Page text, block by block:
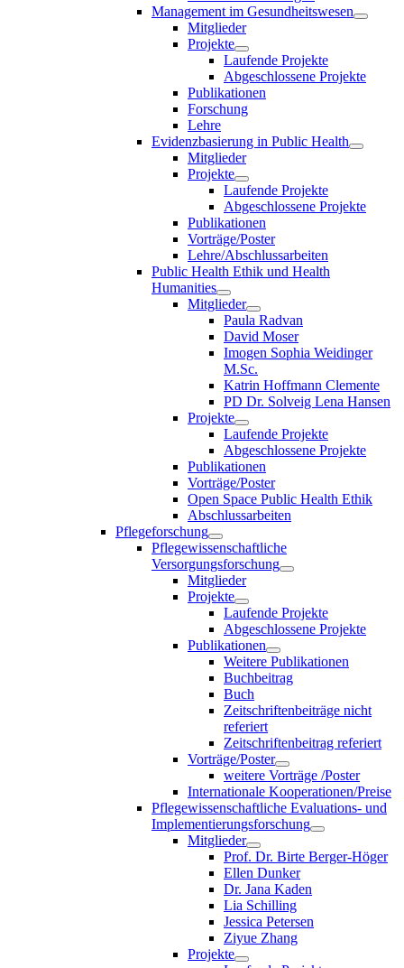
Management im Gesundheitswesen
Mitglieder
Projekte
Laufende Projekte
Abgeschlossene Projekte
Publikationen
Forschung
Lehre
Evidenzbasierung in Public Health
Mitglieder
Projekte
Laufende Projekte
Abgeschlossene Projekte
Publikationen
Vorträge/Poster
Lehre/Abschlussarbeiten
Public Health Ethik und Health
Humanities
Mitglieder
Paula Radvan
David Moser
Imogen Sophia Weidinger
M.Sc.
Katrin Hoffmann Clemente
PD Dr. Solveig Lena Hansen
Projekte
Laufende Projekte
Abgeschlossene Projekte
Publikationen
Vorträge/Poster
Open Space Public Health Ethik
Abschlussarbeiten
Pflegeforschung
Pflegewissenschaftliche
Versorgungsforschung
Mitglieder
Projekte
Laufende Projekte
Abgeschlossene Projekte
Publikationen
Weitere Publikationen
Buchbeitrag
Buch
Zeitschriftenbeiträge nicht
referiert
Zeitschriftenbeitrag referiert
Vorträge/Poster
weitere Vorträge /Poster
Internationale Kooperationen/Preise
Pflegewissenschaftliche Evaluations- und
Implementierungsforschung
Mitglieder
Prof. Dr. Birte Berger-Höger
Ellen Dunker
Dr. Jana Kaden
Lia Schilling
Jessica Petersen
Ziyue Zhang
Projekte